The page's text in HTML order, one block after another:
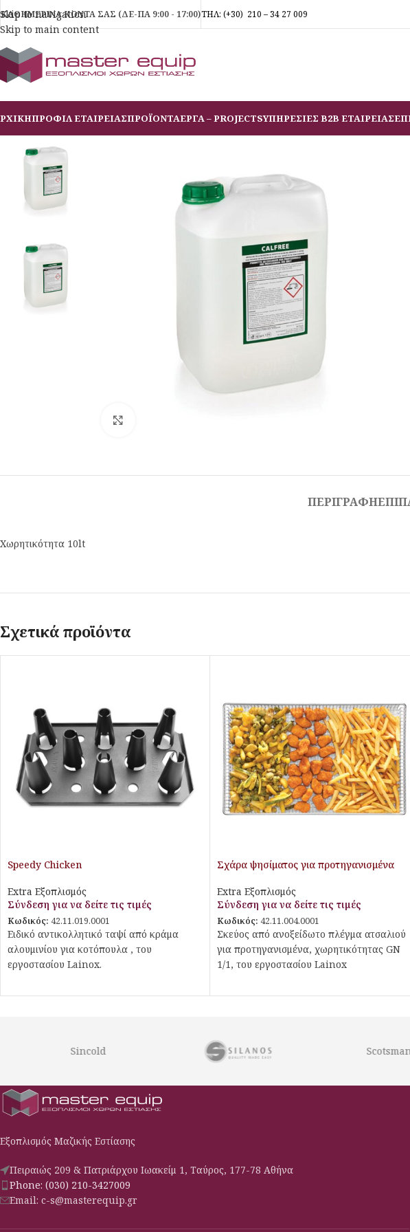
Skip to navigation
Skip to main content
ΚΑΘΗΜΕΡΙΝΑ ΚΟΝΤΑ ΣΑΣ (ΔΕ-ΠΑ 9:00 - 17:00)ΤΗΛ: (+30) 210 – 34 27 009
ΠΡΟΦΙΛ ΕΤΑΙΡΕΙΑΣΠΡΟΪΟΝΤΑΕΡΓΑ – PROJECTSΥΠΗΡΕΣΙΕΣ B2B ΕΤΑΙΡΕΙΑΣ
ΠΕΡΙΓΡΑΦΉ
Χωρητικότητα 10lt
Σχετικά προϊόντα
Speedy Chicken
Extra Εξοπλισμός
Σύνδεση για να δείτε τις τιμές
Κωδικός: 42.11.019.0001
Ειδικό αντικολλητικό ταψί από κράμα
αλουμινίου για κοτόπουλα , του
εργοστασίου Lainox.
Σχάρα ψησίματος για προτηγανισμένα
Extra Εξοπλισμός
Σύνδεση για να δείτε τις τιμές
Κωδικός: 42.11.004.0001
Σκεύος από ανοξείδωτο πλέγμα ατσαλιού
για προτηγανισμένα, χωρητικότητας GN
1/1, του εργοστασίου Lainox
Scotsman
Εξοπλισμός Μαζικής Εστίασης
Πειραιώς 209 & Πατριάρχου Ιωακείμ 1, Ταύρος, 177-78 Αθήνα
Phone: (030) 210-3427009
Email: c-s@masterequip.gr